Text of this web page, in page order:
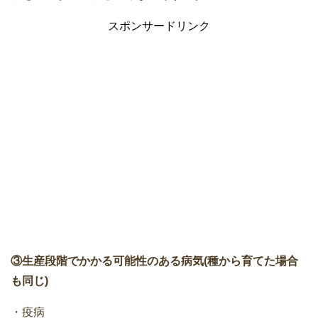
スポンサードリンク
③生産段階でかかる可能性のある病気(種から育てた場合
も同じ)
・疫病